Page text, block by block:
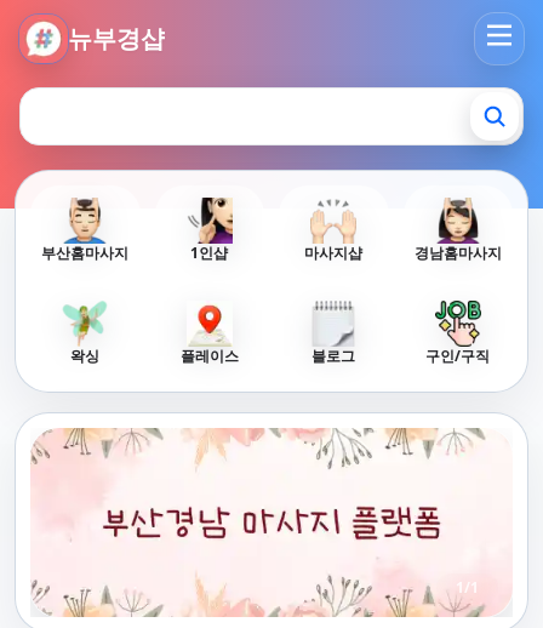
뉴부경샵
뉴부경샵 - 부산 마사지 사이트 부산마사지 부산홈타이 부산출
부산홈마사지 1인샵 마사지샵 경남홈마사지
왁싱 플레이스 블로그 구인/구직
1 /1